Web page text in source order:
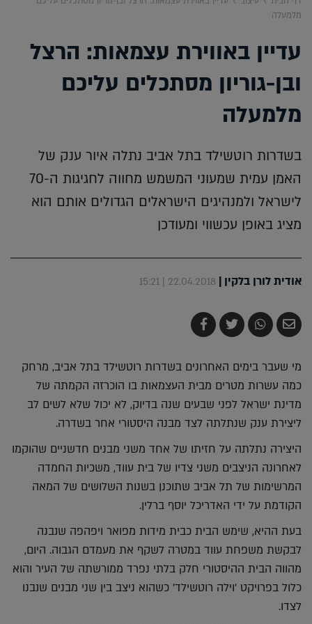
מלמעלה
עדיין באווירת עצמאות: הרצל
ובן-גוריון מסתכלים עליכם
מלמעלה
בשדרות רוטשילד בתל אביב נתלה איור ענק של
האמן עמית שמעוני המשמש מחווה לחגיגות ה-70
לישראל ולמנהיגים הישראלים הגדולים אותם הוא
מציג באופן עכשווי ומעודכן
אודית לורן בלקין |
22.04.2018 | 15:21
שלח
בדואר
שתף
ב-
צייץ
ב-
שתף
ב-
מי שעבר בימים האחרונים בשדרות רוטשילד בתל אביב, מרחק
כמה עשרות מטרים מבית העצמאות בו הוכרזה הקמתה של
מדינת ישראל לפני שבעים שנה בדיוק, לא יכול שלא לשים לב
ליצירת ענק שנתלתה לצד מבנה היסטורי אחר בשדרה.
היצירה נתלתה על חזיתו של אחד משני מבנים חדשניים שהוקמו
לאחרונה הניצבים משני צדיו של בית עווד, משכיות החמדה
המרשימות של תל אביב שתוכנן בשנות השלושים של המאה
הקודמת על ידי האדריכל יוסף ברלין.
בעת ההיא, שימש הבית כבית מידות מפואר ויפהפה שנבנה
לבקשת משפחת עווד במטרה לשקף את מעמדם הגבוה. היום,
מהווה הבית ההיסטורי חלק בלתי נפרד ממורשתה של העיר והוא
כלול בפרויקט 'וילה רוטשילד' כשהוא ניצב בין שני מבנים שנבנו
לצדו.